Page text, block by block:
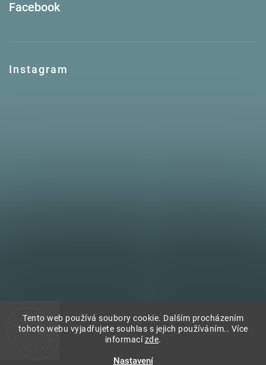
Tento web používá soubory cookie. Dalším procházením
tohoto webu vyjadřujete souhlas s jejich používáním.. Více
informacízde.
Nastavení
Facebook
Instagram
Sledovat na Instagramu